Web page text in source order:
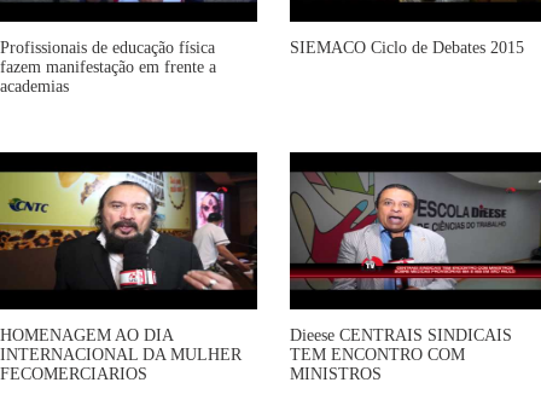
Profissionais de educação física
fazem manifestação em frente a
academias
SIEMACO Ciclo de Debates 2015
HOMENAGEM AO DIA
INTERNACIONAL DA MULHER
FECOMERCIARIOS
Dieese CENTRAIS SINDICAIS
TEM ENCONTRO COM
MINISTROS